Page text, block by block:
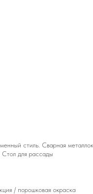
стиль. Сварная
Стол для рассады
/ порошковая окраска